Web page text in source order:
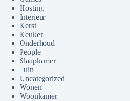
Hosting
Interieur
Kerst
Keuken
Onderhoud
People
Slaapkamer
Tuin
Uncategorized
Wonen
Woonkamer